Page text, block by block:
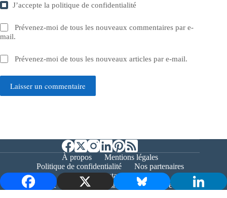
J’accepte lapolitique de confidentialité
Prévenez-moi de tous les nouveaux commentaires par e-
mail.
Prévenez-moi de tous les nouveaux articles par e-mail.
Laisser un commentaire
À propos
Mentions légales
Politique de confidentialité
Nos partenaires
Contact
Copyright © 2026 - Bernieshoot.fr Journal Web